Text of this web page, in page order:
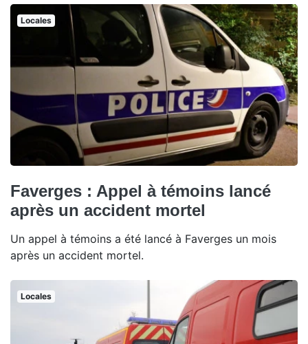
Locales
Faverges : Appel à témoins lancé
après un accident mortel
Un appel à témoins a été lancé à Faverges un mois
après un accident mortel.
Locales